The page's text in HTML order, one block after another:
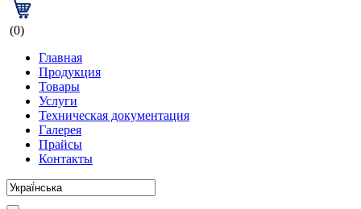
(0)
Главная
Продукция
Товары
Услуги
Техническая документация
Галерея
Прайсы
Контакты